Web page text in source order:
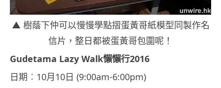
▲ 樹蔭下仲可以慢慢學點摺蛋黃哥紙模型同製作名
信片，整日都被蛋黃哥包圍呢！
Gudetama Lazy Walk懶懶行2016
日期︰10月10日 (9:00am-6:00pm)